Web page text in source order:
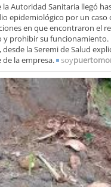
la Autoridad Sanitaria llegó
epidemiológico por un caso
en que encontraron el
y prohibir su funcionamiento.
desde la Seremi de Salud
la empresa.
soy